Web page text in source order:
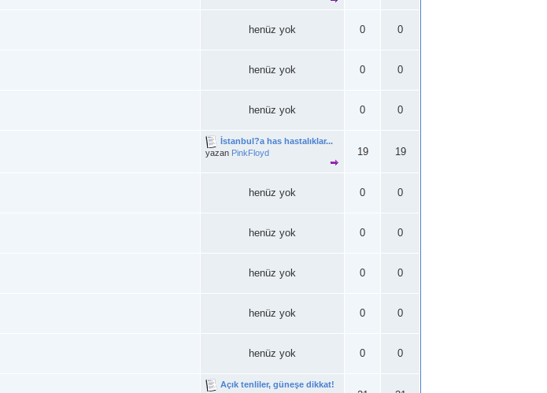
henüz yok 0 0
henüz yok 0 0
henüz yok 0 0
İstanbul?a has hastalıklar...
yazan PinkFloyd 19 19
henüz yok 0 0
henüz yok 0 0
henüz yok 0 0
henüz yok 0 0
henüz yok 0 0
Açık tenliler, güneşe dikkat!